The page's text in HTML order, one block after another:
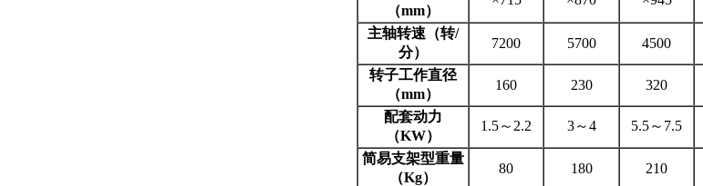
（mm）
主轴转速（转/
分）
7200 5700 4500
转子工作直径
（mm）
160 230 320
配套动力
（KW）
1.5～2.2 3～4 5.5～7.5
简易支架型重量
（Kg）
80 180 210